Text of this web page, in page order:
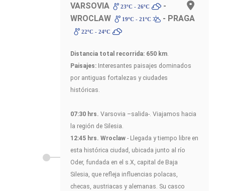
VARSOVIA 23ºC - 26ºC
-
WROCLAW
19ºC - 21ºC - PRAGA
22ºC - 24ºC
Distancia total recorrida: 650 km.
Paisajes: Interesantes paisajes dominados
por antiguas fortalezas y ciudades
históricas.
07:30 hrs. Varsovia –salida-. Viajamos hacia
la región de Silesia.
12:45 hrs. Wroclaw - Llegada y tiempo libre en
esta histórica ciudad, ubicada junto al río
Oder, fundada en el s.X, capital de Baja
Silesia, que refleja influencias polacas,
checas, austriacas y alemanas. Su casco